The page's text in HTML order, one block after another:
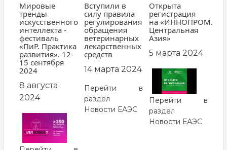
Мировые
тренды
искусственного
интеллекта -
фестиваль
«ПиР. Практика
развития». 12-
15 сентября
2024
8 августа
2024
Вступили в
силу правила
регулирования
обращения
ветеринарных
лекарственных
средств
14 марта 2024
Перейти в
раздел
Новости ЕАЭС
Открыта
регистрация
на «ИННОПРОМ.
Центральная
Азия»
5 марта 2024
Перейти в
раздел
Новости ЕАЭС